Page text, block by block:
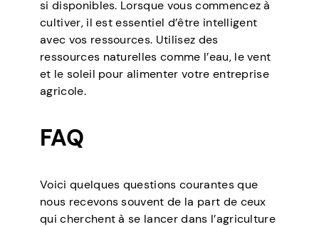
si disponibles. Lorsque vous commencez à
cultiver, il est essentiel d’être intelligent
avec vos ressources. Utilisez des
ressources naturelles comme l’eau, le vent
et le soleil pour alimenter votre entreprise
agricole.
FAQ
Voici quelques questions courantes que
nous recevons souvent de la part de ceux
qui cherchent à se lancer dans l’agriculture